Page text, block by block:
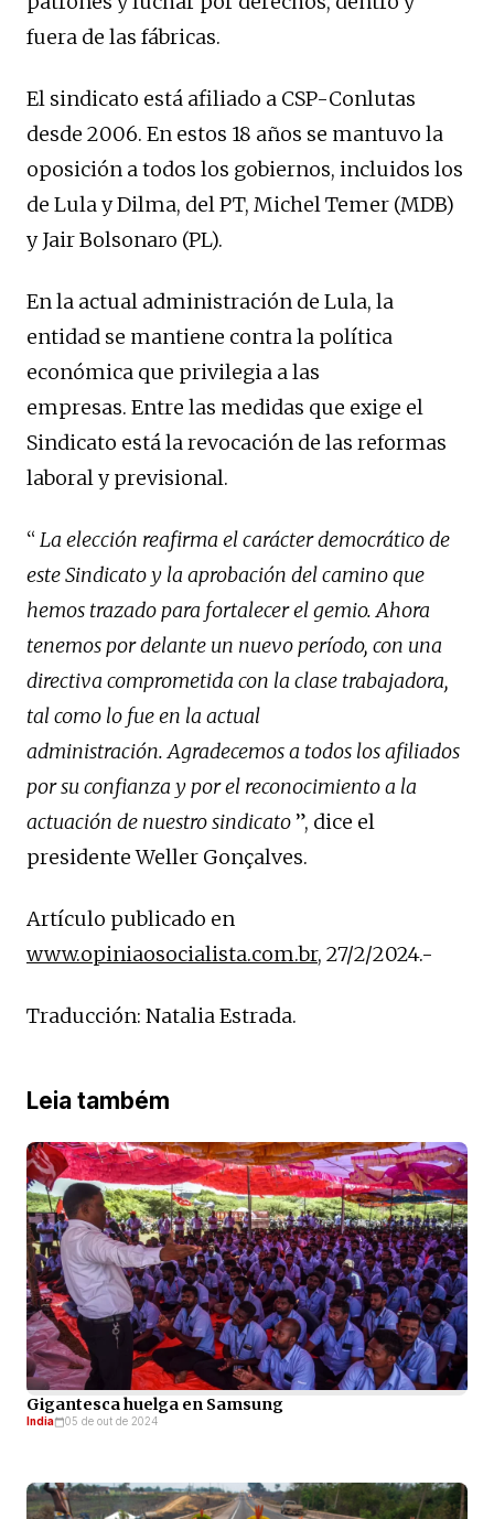
fuera de las fábricas.
El sindicato está afiliado a CSP-Conlutas
desde 2006. En estos 18 años se mantuvo la
oposición a todos los gobiernos, incluidos los
de Lula y Dilma, del PT, Michel Temer (MDB)
y Jair Bolsonaro (PL).
En la actual administración de Lula, la
entidad se mantiene contra la política
económica que privilegia a las
empresas. Entre las medidas que exige el
Sindicato está la revocación de las reformas
laboral y previsional.
“ La elección reafirma el carácter democrático de
este Sindicato y la aprobación del camino que
hemos trazado para fortalecer el gemio. Ahora
tenemos por delante un nuevo período, con una
directiva comprometida con la clase trabajadora,
tal como lo fue en la actual
administración. Agradecemos a todos los afiliados
por su confianza y por el reconocimiento a la
actuación de nuestro sindicato ”, dice el
presidente Weller Gonçalves.
Artículo publicado en
www.opiniaosocialista.com.br, 27/2/2024.-
Traducción: Natalia Estrada.
Leia também
Gigantesca huelga en Samsung
India 05 de out de 2024